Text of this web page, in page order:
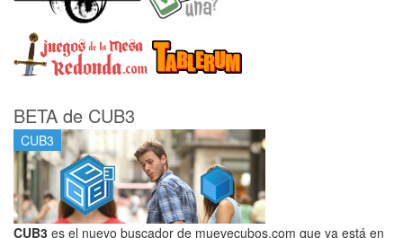
BETA de CUB3
CUB3
CUB3 es el nuevo buscador de muevecubos.com que ya está en